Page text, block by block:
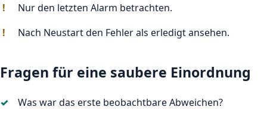
Nur den letzten Alarm betrachten.
Nach Neustart den Fehler als erledigt ansehen.
Fragen für eine saubere Einordnung
Was war das erste beobachtbare Abweichen?